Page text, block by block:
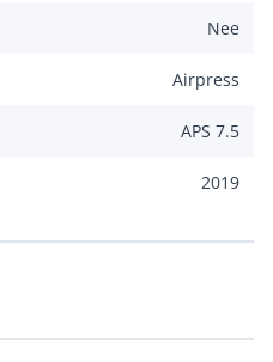
Nee
Airpress
APS 7.5
2019